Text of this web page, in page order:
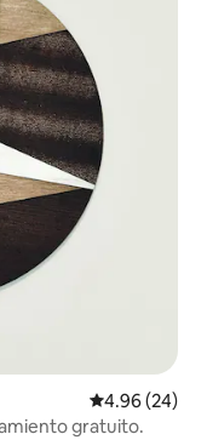
Calificación
4.96 (24)
gratuito.